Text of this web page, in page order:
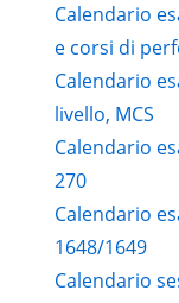
03/C
07/B
IIND-
3° Anno
Calendario
e corsi di
Calendario
livello, MCS
Calendario
270
Calendario
1648/1649
Calendario